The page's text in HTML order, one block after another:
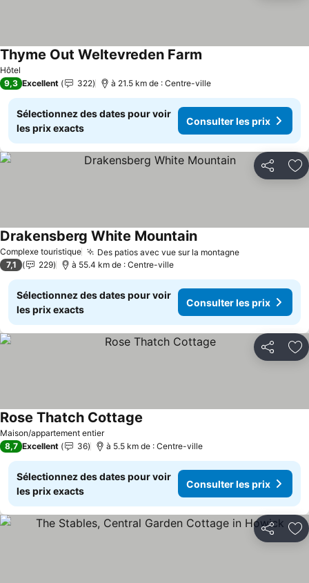
Hôtel
Thyme Out Weltevreden Farm
9,3 Excellent 322 à 21.5 km de : Centre-ville
Sélectionnez des dates pour voir
les prix exacts
Consulter les prix
Partager
Complexe touristique Des patios avec vue sur la montagne
Drakensberg White Mountain
7,1 229 à 55.4 km de : Centre-ville
Sélectionnez des dates pour voir
les prix exacts
Consulter les prix
Partager
Maison/appartement entier
Rose Thatch Cottage
8,7 Excellent 36 à 5.5 km de : Centre-ville
Sélectionnez des dates pour voir
les prix exacts
Consulter les prix
Partager